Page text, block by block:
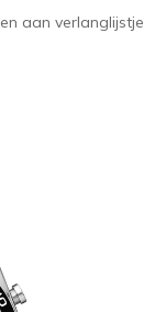
aan verlanglijstje